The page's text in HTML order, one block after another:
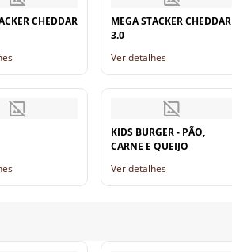
CHEDDAR
MEGA STACKER CHEDDAR
3.0
Ver detalhes
KIDS BURGER - PÃO,
CARNE E QUEIJO
Ver detalhes